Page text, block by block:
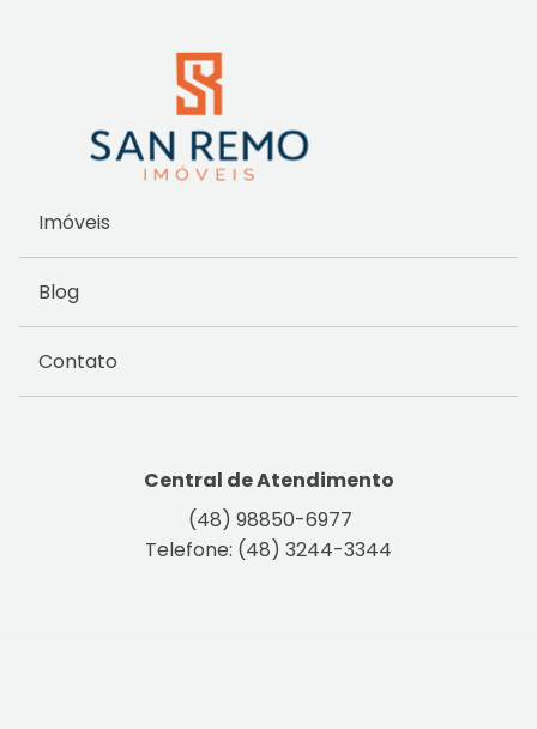
Imóveis
Blog
Contato
Central de Atendimento
(48) 98850-6977
Telefone: (48) 3244-3344